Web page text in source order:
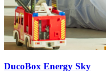
DucoBox Energy Sky